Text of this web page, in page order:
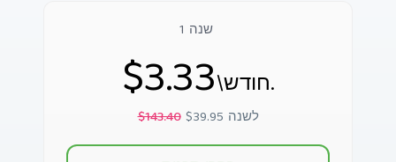
1 שנה
$3.33 \חודש.
$143.40 $39.95 לשנה